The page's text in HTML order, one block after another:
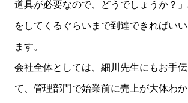
道具が必要なので、どうでしょうか？
をしてくるぐらいまで到達できればい
ます。
会社全体としては、細川先生にもお手
て、管理部門で始業前に売上が大体わ